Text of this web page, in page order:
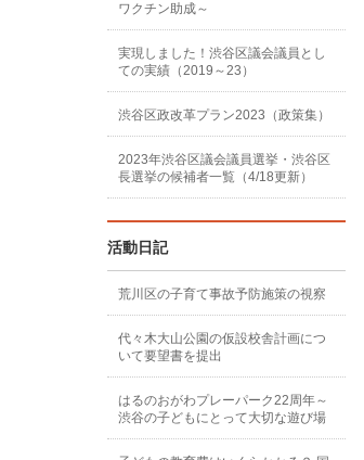
ワクチン助成～
実現しました！渋谷区議会議員とし
ての実績（2019～23）
渋谷区政改革プラン2023（政策集）
2023年渋谷区議会議員選挙・渋谷区
長選挙の候補者一覧（4/18更新）
活動日記
荒川区の子育て事故予防施策の視察
代々木大山公園の仮設校舎計画につ
いて要望書を提出
はるのおがわプレーパーク22周年～
渋谷の子どもにとって大切な遊び場